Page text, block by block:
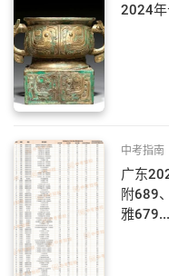
2024年
中考指南
广东
附689
雅